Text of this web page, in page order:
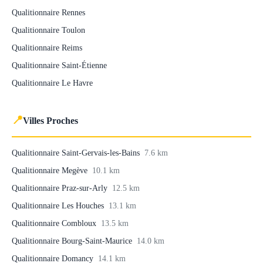
Qualitionnaire Rennes
Qualitionnaire Toulon
Qualitionnaire Reims
Qualitionnaire Saint-Étienne
Qualitionnaire Le Havre
📍Villes Proches
Qualitionnaire Saint-Gervais-les-Bains 7.6 km
Qualitionnaire Megève 10.1 km
Qualitionnaire Praz-sur-Arly 12.5 km
Qualitionnaire Les Houches 13.1 km
Qualitionnaire Combloux 13.5 km
Qualitionnaire Bourg-Saint-Maurice 14.0 km
Qualitionnaire Domancy 14.1 km